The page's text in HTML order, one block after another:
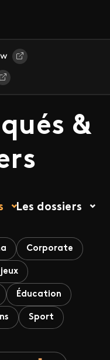
&
Les dossiers
Corporate
Éducation
Sport